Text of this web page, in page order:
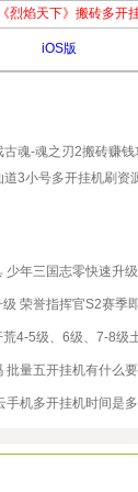
《烈焰天下》搬砖多开
iOS版
魂-魂之刃2搬砖赚钱
3小号多开挂机刷资
少年三国志零快速升
荣誉指挥官S2赛季
4-5级、6级、7-8级
批量五开挂机有什么
机多开挂机时间是